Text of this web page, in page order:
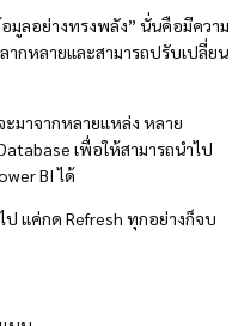
มูลอย่างทรงพลัง” นั่นคือมีความ
ากหลายและสามารถปรับเปลี่ยน
มาจากหลายแหล่ง หลาย
เพื่อให้สามารถนำไป
BI ได้
ป แค่กด Refresh ทุกอย่างก็จบ